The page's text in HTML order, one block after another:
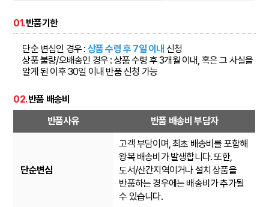
01.반품기한
단순 변심인 경우 : 상품 수령 후 7일 이내 신청
상품 불량/오배송인 경우 : 상품 수령 후 3개월 이내, 혹은 그 사실을
알게 된 이후 30일 이내 반품 신청 가능
02.반품 배송비
반품사유
반품 배송비 부담자
단순변심
고객 부담이며, 최초 배송비를 포함해
왕복 배송비가 발생합니다. 또한,
도서/산간지역이거나 설치 상품을
반품하는 경우에는 배송비가 추가될
수 있습니다.